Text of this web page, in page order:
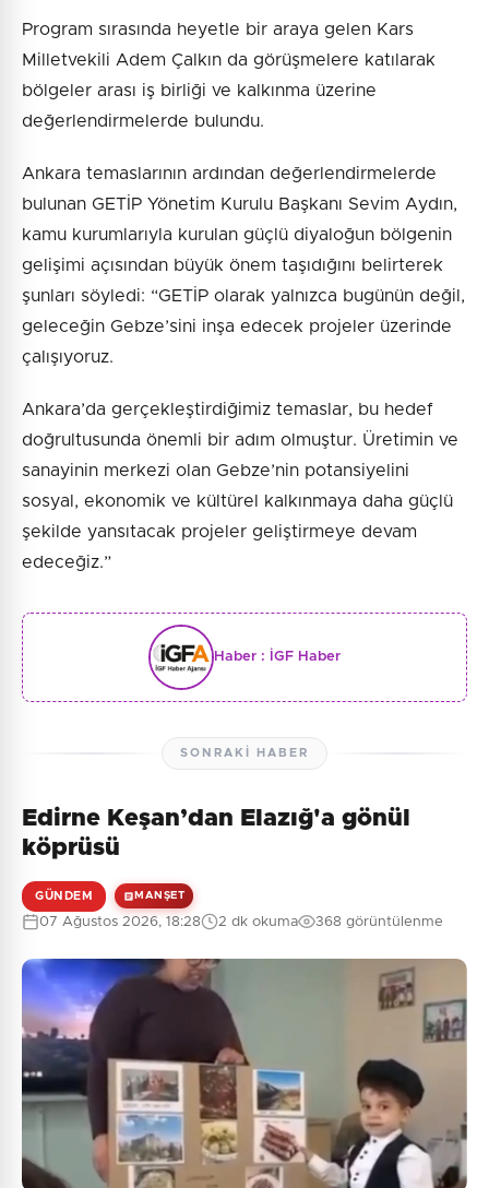
Program sırasında heyetle bir araya gelen Kars
Milletvekili Adem Çalkın da görüşmelere katılarak
bölgeler arası iş birliği ve kalkınma üzerine
değerlendirmelerde bulundu.
Ankara temaslarının ardından değerlendirmelerde
bulunan GETİP Yönetim Kurulu Başkanı Sevim Aydın,
kamu kurumlarıyla kurulan güçlü diyaloğun bölgenin
gelişimi açısından büyük önem taşıdığını belirterek
şunları söyledi: “GETİP olarak yalnızca bugünün değil,
geleceğin Gebze’sini inşa edecek projeler üzerinde
çalışıyoruz.
Ankara’da gerçekleştirdiğimiz temaslar, bu hedef
doğrultusunda önemli bir adım olmuştur. Üretimin ve
sanayinin merkezi olan Gebze’nin potansiyelini
sosyal, ekonomik ve kültürel kalkınmaya daha güçlü
şekilde yansıtacak projeler geliştirmeye devam
edeceğiz.”
Haber : İGF Haber
SONRAKI HABER
Edirne Keşan’dan Elazığ'a gönül
köprüsü
GÜNDEM MANŞET
07 Ağustos 2026, 18:28 2 dk okuma 368 görüntülenme